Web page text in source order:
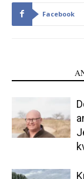
Facebook